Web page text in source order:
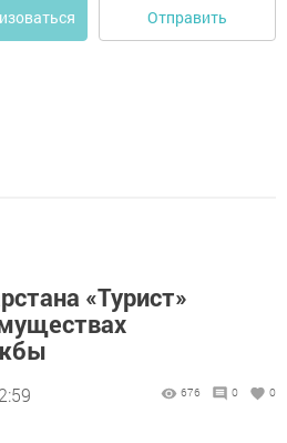
Отправить
«Турист»
676 0 0